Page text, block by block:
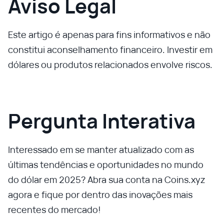
Aviso Legal
Este artigo é apenas para fins informativos e não
constitui aconselhamento financeiro. Investir em
dólares ou produtos relacionados envolve riscos.
Pergunta Interativa
Interessado em se manter atualizado com as
últimas tendências e oportunidades no mundo
do dólar em 2025? Abra sua conta na Coins.xyz
agora e fique por dentro das inovações mais
recentes do mercado!